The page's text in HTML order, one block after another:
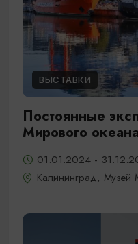
ВЫСТАВКИ
Постоянные
Мирового океана
01.01.2024 -
Калининград, Музей